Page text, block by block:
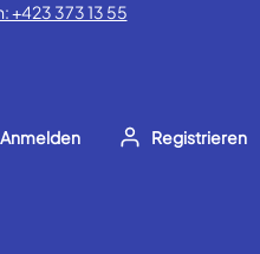
+423 373 13 55
Anmelden Registrieren